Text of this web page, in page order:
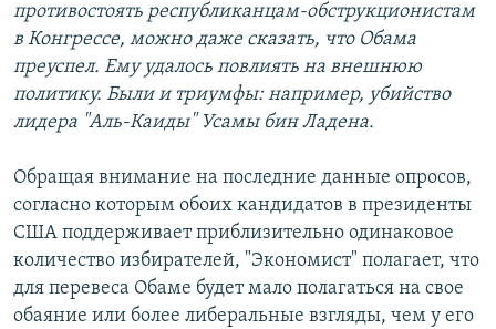
противостоять республиканцам-обструкционистам
в Конгрессе, можно даже сказать, что Обама
преуспел. Ему удалось повлиять на внешнюю
политику. Были и триумфы: например, убийство
лидера "Аль-Каиды" Усамы бин Ладена.
Обращая внимание на последние данные опросов,
согласно которым обоих кандидатов в президенты
США поддерживает приблизительно одинаковое
количество избирателей, "Экономист" полагает, что
для перевеса Обаме будет мало полагаться на свое
обаяние или более либеральные взгляды, чем у его